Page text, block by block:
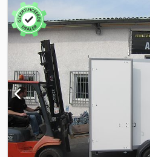
nieuwe aanhangwagens op
gebruikte aanhangers beschikbaar
de klok via onze webshop op
voorbeeldaanbod: slechts zolang
AZKF 1325/145 243x144x180cm met
Frioliner model 60 bouwjaar 2025.
met GOVI 230V K4 koelaggregaat,
enkelassige dieplader, V-frame,
koudebrugvrije isolatie,
4 versterkte steunen en steunwiel...
direct beschikbaar. Verkoop
tijdens onze openingstijden.